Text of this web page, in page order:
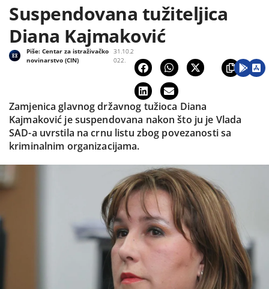
Suspendovana tužiteljica
Diana Kajmaković
31.10.2
022.
Piše: Centar za istraživačko
novinarstvo (CIN)
Zamjenica glavnog državnog tužioca Diana
Kajmaković je suspendovana nakon što ju je Vlada
SAD-a uvrstila na crnu listu zbog povezanosti sa
kriminalnim organizacijama.